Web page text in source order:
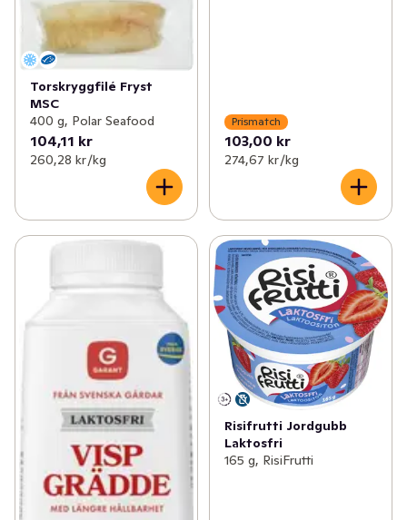
Torskryggfilé Fryst
MSC
400 g, Polar Seafood
104,11 kr
260,28 kr /kg
Prismatch
103,00 kr
274,67 kr /kg
Risifrutti Jordgubb
Laktosfri
165 g, RisiFrutti